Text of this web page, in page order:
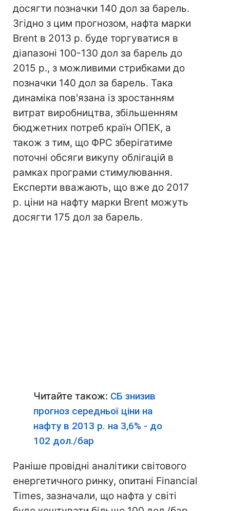
досягти позначки 140 дол за барель.
Згідно з цим прогнозом, нафта марки
Brent в 2013 р. буде торгуватися в
діапазоні 100-130 дол за барель до
2015 р., з можливими стрибками до
позначки 140 дол за барель. Така
динаміка пов'язана із зростанням
витрат виробництва, збільшенням
бюджетних потреб країн ОПЕК, а
також з тим, що ФРС зберігатиме
поточні обсяги викупу облігацій в
рамках програми стимулювання.
Експерти вважають, що вже до 2017
р. ціни на нафту марки Brent можуть
досягти 175 дол за барель.
Читайте також: СБ знизив
прогноз середньої ціни на
нафту в 2013 р. на 3,6% - до
102 дол./бар
Раніше провідні аналітики світового
енергетичного ринку, опитані Financial
Times, зазначали, що нафта у світі